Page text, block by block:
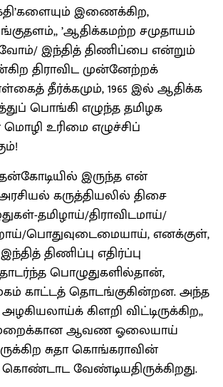
இணைக்கிற,
’ஆதிக்கமற்ற சமுதாயம்
இந்தித் திணிப்பை என்றும்
திராவிட முன்னேற்றக்
தீர்க்கமும், 1965 இல் ஆதிக்க
பொங்கி எழுந்த தமிழக
உரிமை எழுச்சிப்
இருந்த என்
கருத்தியலில் திசை
தமிழாய்/திராவிடமாய்/
பொதுவுடைமையாய், எனக்குள்,
திணிப்பு எதிர்ப்பு
பொழுதுகளில்தான்,
காட்டத் தொடங்குகின்றன. அந்த
கிளறி விட்டிருக்கிற,,
ஆவண ஓலையாய்
சுதா கொங்கராவின்
கொண்டாட வேண்டியதிருக்கிறது.